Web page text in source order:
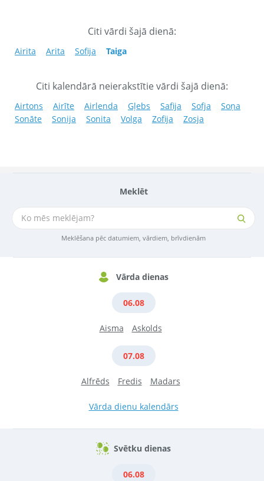
Meklēt
Meklēšana pēc datumiem, vārdiem, brīvdienām
Vārda dienas
06.08
Aisma Askolds
07.08
Alfrēds Fredis Madars
Vārda dienu kalendārs
Svētku dienas
06.08
Citi vārdi šajā dienā:
Airita Arita Sofija Taiga
Citi kalendārā neierakstītie vārdi šajā dienā:
Airtons Airīte Airlenda Gļebs Safija Sofja
Soņa
Sonāte
Sonija Sonita Volga Zofija Zosja